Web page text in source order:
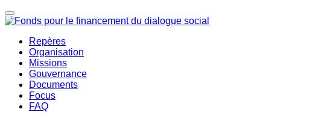
Repères
Organisation
Missions
Gouvernance
Documents
Focus
FAQ